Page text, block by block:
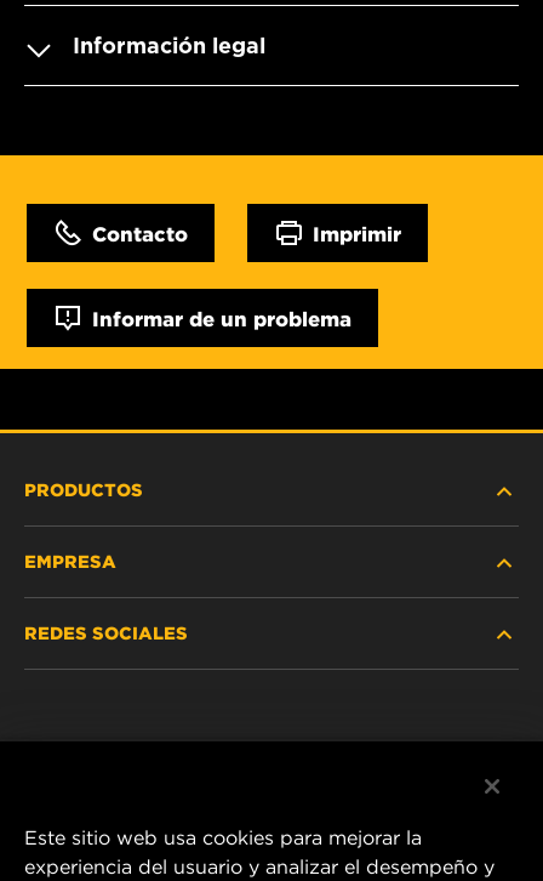
Información legal
Contacto Imprimir
Informar de un problema
PRODUCTOS
VEHÍCULOS LIVIANOS Y COMERCIALES
EMPRESA
REDES SOCIALES
Este sitio web usa cookies para mejorar la
experiencia del usuario y analizar el desempeño y